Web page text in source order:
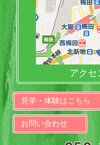
アク
見学・体験はこちら
お問い合わせ